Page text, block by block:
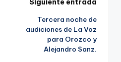
Siguiente entrada
Tercera noche de
audiciones de La Voz
para Orozco y
Alejandro Sanz.